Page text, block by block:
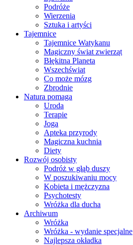
Podróże
Wierzenia
Sztuka i artyści
Tajemnice
Tajemnice Watykanu
Magiczny świat zwierząt
Błękitna Planeta
Wszechświat
Co może mózg
Zbrodnie
Natura pomaga
Uroda
Terapie
Joga
Apteka przyrody
Magiczna kuchnia
Diety
Rozwój osobisty
Podróż w głąb duszy
W poszukiwaniu mocy
Kobieta i mężczyzna
Psychotesty
Wróżka dla ducha
Archiwum
Wróżka
Wróżka - wydanie specjalne
Najlepsza okładka